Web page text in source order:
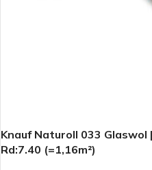
Knauf Naturoll 033 Glaswol
Rd:7.40 (=1,16m²)